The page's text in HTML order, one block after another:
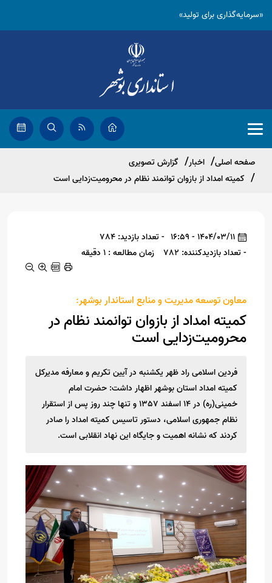
«سرمایه‌گذاری برای تولید»
صفحه اصلی اخبار
گزارش تصویری
کمیته امداد از بازوان توانمند نظام در محرومیت‌زدایی است
1404/03/11 - 16:59
- تعداد بازدید: 784
- تعداد بازدیدکننده: 782
زمان مطالعه : 1 دقیقه
معاون توسعه مدیریت و منابع استاندار بوشهر:
کمیته امداد از بازوان توانمند نظام در
محرومیت‌زدایی است
فردین اسلامی راد ظهر یکشنبه در آیین تکریم و معارفه مدیرکل
کمیته امداد استان بوشهر اظهار داشت: حضرت امام
خمینی(ره) در 14 اسفند 1357 و تنها چند روز پس از استقرار
نظام جمهوری اسلامی، دستور تاسیس کمیته امداد را صادر
کردند که نشانه اهمیت و جایگاه این نهاد انقلابی است.